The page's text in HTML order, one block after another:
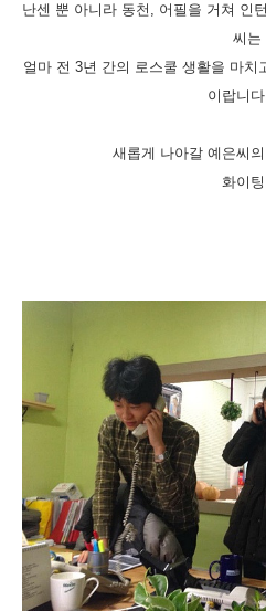
난센 뿐 아니라 동천, 어필을 거쳐 인
씨는
얼마 전 3년 간의 로스쿨 생활을 마치
이랍니
새롭게 나아갈 예은씨
화이